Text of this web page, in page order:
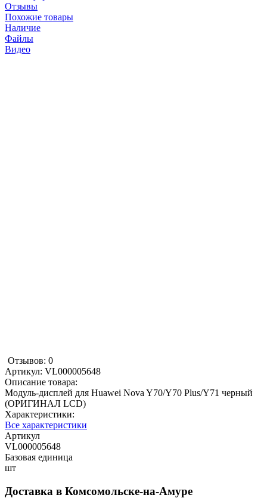
Отзывы
Похожие товары
Наличие
Файлы
Видео
Отзывов: 0
Артикул: VL000005648
Описание товара:
Модуль-дисплей для Huawei Nova Y70/Y70 Plus/Y71 черный
(ОРИГИНАЛ LCD)
Характеристики:
Все характеристики
Артикул
VL000005648
Базовая единица
шт
Доставка в Комсомольске-на-Амуре